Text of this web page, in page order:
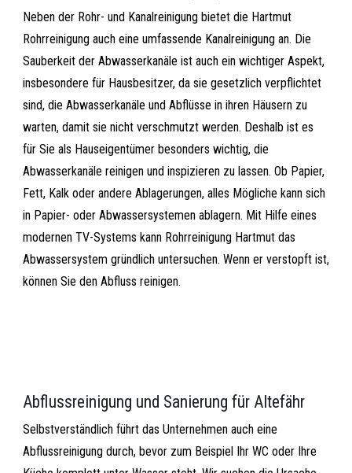
Neben der Rohr- und Kanalreinigung bietet die Hartmut
Rohrreinigung auch eine umfassende Kanalreinigung an. Die
Sauberkeit der Abwasserkanäle ist auch ein wichtiger Aspekt,
insbesondere für Hausbesitzer, da sie gesetzlich verpflichtet
sind, die Abwasserkanäle und Abflüsse in ihren Häusern zu
warten, damit sie nicht verschmutzt werden. Deshalb ist es
für Sie als Hauseigentümer besonders wichtig, die
Abwasserkanäle reinigen und inspizieren zu lassen. Ob Papier,
Fett, Kalk oder andere Ablagerungen, alles Mögliche kann sich
in Papier- oder Abwassersystemen ablagern. Mit Hilfe eines
modernen TV-Systems kann Rohrreinigung Hartmut das
Abwassersystem gründlich untersuchen. Wenn er verstopft ist,
können Sie den Abfluss reinigen.
Abflussreinigung und Sanierung für Altefähr
Selbstverständlich führt das Unternehmen auch eine
Abflussreinigung durch, bevor zum Beispiel Ihr WC oder Ihre